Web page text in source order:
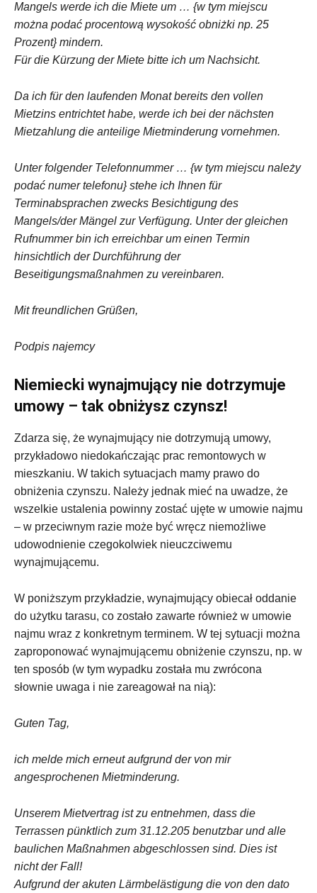
Mangels werde ich die Miete um … {w tym miejscu
można podać procentową wysokość obniżki np. 25
Prozent} mindern.
Für die Kürzung der Miete bitte ich um Nachsicht.
Da ich für den laufenden Monat bereits den vollen
Mietzins entrichtet habe, werde ich bei der nächsten
Mietzahlung die anteilige Mietminderung vornehmen.
Unter folgender Telefonnummer … {w tym miejscu należy
podać numer telefonu} stehe ich Ihnen für
Terminabsprachen zwecks Besichtigung des
Mangels/der Mängel zur Verfügung. Unter der gleichen
Rufnummer bin ich erreichbar um einen Termin
hinsichtlich der Durchführung der
Beseitigungsmaßnahmen zu vereinbaren.
Mit freundlichen Grüßen,
Podpis najemcy
Niemiecki wynajmujący nie dotrzymuje
umowy – tak obniżysz czynsz!
Zdarza się, że wynajmujący nie dotrzymują umowy,
przykładowo niedokańczając prac remontowych w
mieszkaniu. W takich sytuacjach mamy prawo do
obniżenia czynszu. Należy jednak mieć na uwadze, że
wszelkie ustalenia powinny zostać ujęte w umowie najmu
– w przeciwnym razie może być wręcz niemożliwe
udowodnienie czegokolwiek nieuczciwemu
wynajmującemu.
W poniższym przykładzie, wynajmujący obiecał oddanie
do użytku tarasu, co zostało zawarte również w umowie
najmu wraz z konkretnym terminem. W tej sytuacji można
zaproponować wynajmującemu obniżenie czynszu, np. w
ten sposób (w tym wypadku została mu zwrócona
słownie uwaga i nie zareagował na nią):
Guten Tag,
ich melde mich erneut aufgrund der von mir
angesprochenen Mietminderung.
Unserem Mietvertrag ist zu entnehmen, dass die
Terrassen pünktlich zum 31.12.205 benutzbar und alle
baulichen Maßnahmen abgeschlossen sind. Dies ist
nicht der Fall!
Aufgrund der akuten Lärmbelästigung die von den dato